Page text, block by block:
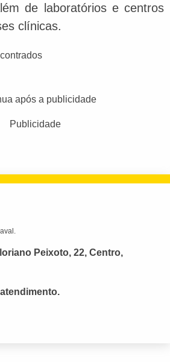
de laboratórios e centros
clínicas.
após a publicidade
Publicidade
Peixoto, 22, Centro,